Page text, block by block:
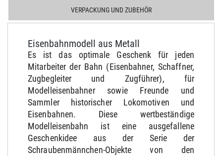
VERPACKUNG UND ZUBEHÖR
Eisenbahnmodell aus Metall
Es ist das optimale Geschenk für jeden
Mitarbeiter der Bahn (Eisenbahner, Schaffner,
Zugbegleiter und Zugführer), für
Modelleisenbahner sowie Freunde und
Sammler historischer Lokomotiven und
Eisenbahnen. Diese wertbeständige
Modelleisenbahn ist eine ausgefallene
Geschenkidee aus der Serie der
Schraubenmännchen-Objekte von den